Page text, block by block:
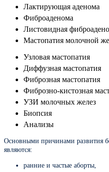
Лактирующая аденома
Фиброаденома
Листовидная
Мастопатия молочной
Узловая мастопатия
Диффузная мастопатия
Фиброзная мастопатия
Фиброзно-кистозная
УЗИ молочных желез
Биопсия
Анализы
Основными причинами развития
являются:
ранние и частые аборты,